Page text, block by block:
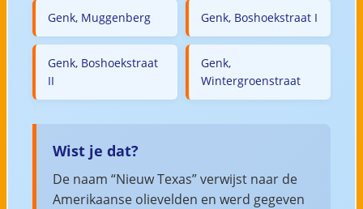
Genk, Muggenberg Genk, Boshoekstraat I
Genk, Boshoekstraat
II
Genk,
Wintergroenstraat
Wist je dat?
De naam “Nieuw Texas” verwijst naar de
Amerikaanse olievelden en werd gegeven